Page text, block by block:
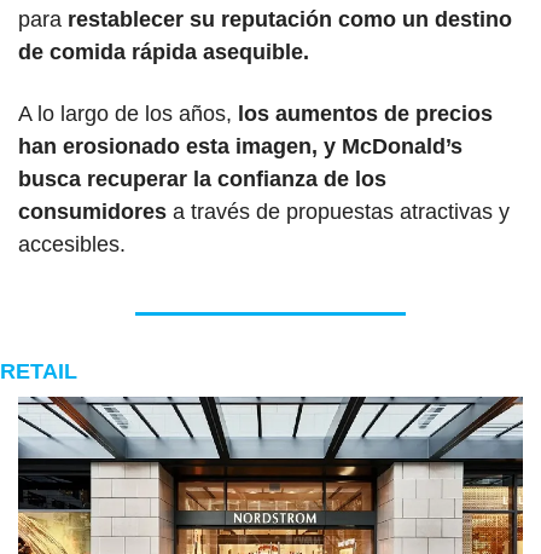
para restablecer su reputación como un destino
de comida rápida asequible.
A lo largo de los años, los aumentos de precios
han erosionado esta imagen, y McDonald’s
busca recuperar la confianza de los
consumidores a través de propuestas atractivas y
accesibles.
RETAIL